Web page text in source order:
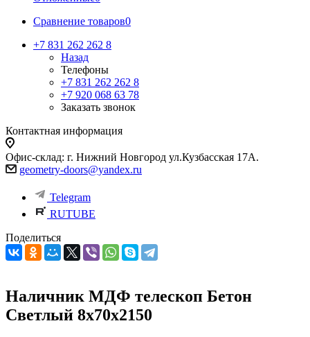
Сравнение товаров0
+7 831 262 262 8
Назад
Телефоны
+7 831 262 262 8
+7 920 068 63 78
Заказать звонок
Контактная информация
Офис-склад: г. Нижний Новгород ул.Кузбасская 17А.
geometry-doors@yandex.ru
Telegram
RUTUBE
Поделиться
Наличник МДФ телескоп Бетон
Светлый 8х70х2150